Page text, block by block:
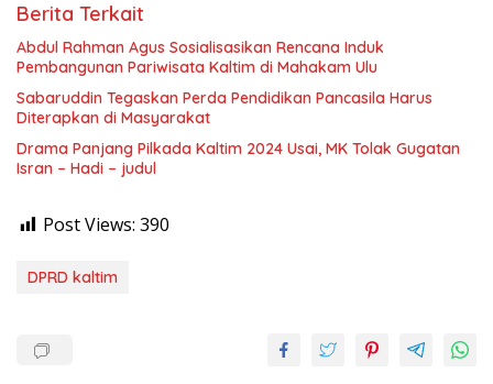
Berita Terkait
Abdul Rahman Agus Sosialisasikan Rencana Induk
Pembangunan Pariwisata Kaltim di Mahakam Ulu
Sabaruddin Tegaskan Perda Pendidikan Pancasila Harus
Diterapkan di Masyarakat
Drama Panjang Pilkada Kaltim 2024 Usai, MK Tolak Gugatan
Isran – Hadi – judul
Post Views: 390
DPRD kaltim